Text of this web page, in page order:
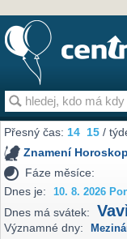
Přesný čas:14 15 /
Znamení
Fáze měsíce:
Dnes je:
10. 8. 2026
Dnes má svátek:
Významné dny: